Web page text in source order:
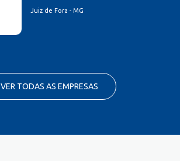
Juiz de Fora - MG
VER TODAS AS EMPRESAS